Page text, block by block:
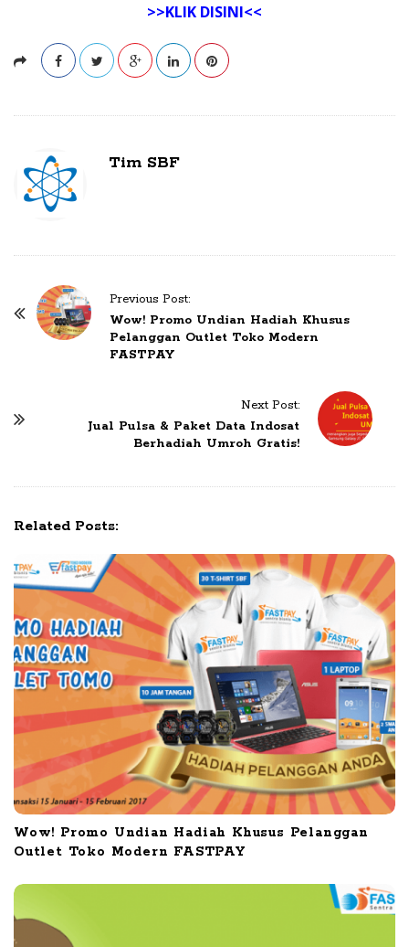
>>KLIK DISINI<<
Tim SBF
Previous Post:
Wow! Promo Undian Hadiah Khusus
Pelanggan Outlet Toko Modern
FASTPAY
Next Post:
Jual Pulsa & Paket Data Indosat
Berhadiah Umroh Gratis!
Related Posts:
Wow! Promo Undian Hadiah Khusus Pelanggan
Outlet Toko Modern FASTPAY